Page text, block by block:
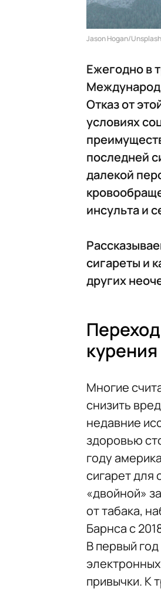
Jason Hogan/Unsplash
Ежегодно в
Отказ от
условиях
последней
далекой
инсульта и
сигареты и
других
Многие
снизить
недавние
здоровью
году
сигарет для
«двойной»
от табака,
Барнса с
В первый
привычки. К